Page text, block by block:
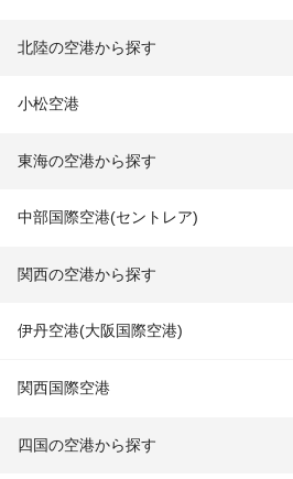
北陸の空港から探す
小松空港
東海の空港から探す
中部国際空港(セントレア)
関西の空港から探す
伊丹空港(大阪国際空港)
関西国際空港
四国の空港から探す